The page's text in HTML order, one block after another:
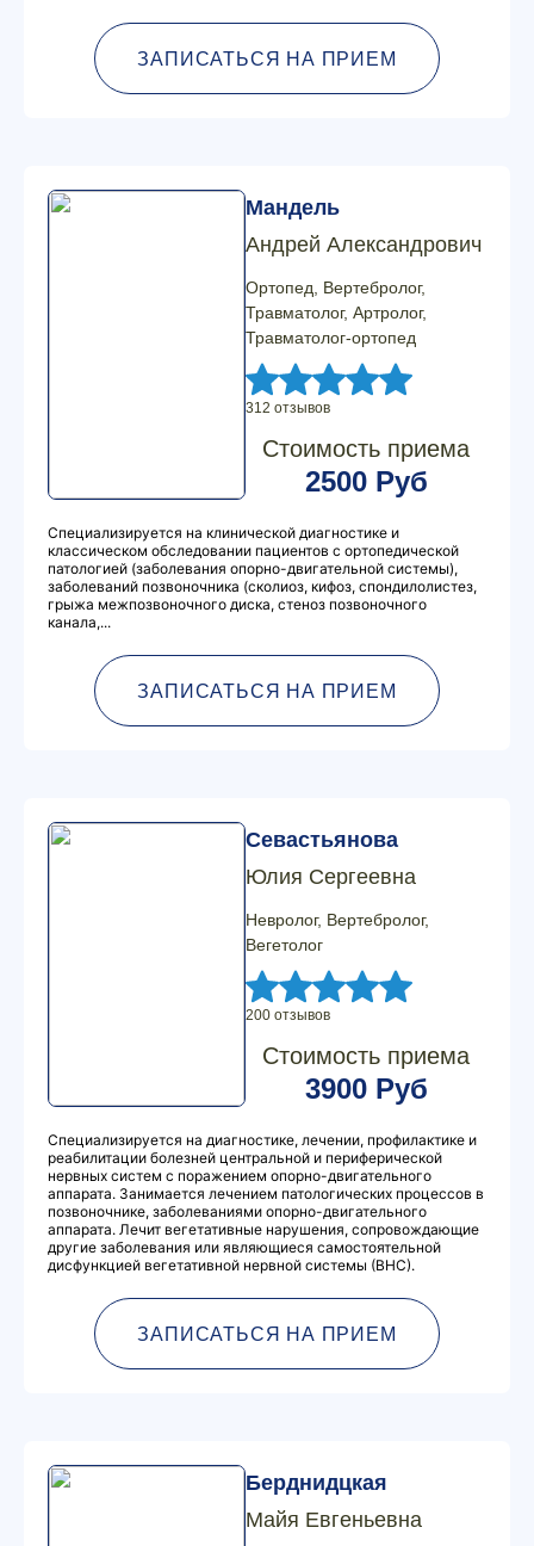
ЗАПИСАТЬСЯ НА ПРИЕМ
Мандель
Андрей Александрович
Ортопед, Вертебролог,
Травматолог, Артролог,
Травматолог-ортопед
312 отзывов
Стоимость приема
2500 Руб
Специализируется на клинической диагностике и
классическом обследовании пациентов с ортопедической
патологией (заболевания опорно-двигательной системы),
заболеваний позвоночника (сколиоз, кифоз, спондилолистез,
грыжа межпозвоночного диска, стеноз позвоночного
канала,...
ЗАПИСАТЬСЯ НА ПРИЕМ
Севастьянова
Юлия Сергеевна
Невролог, Вертебролог,
Вегетолог
200 отзывов
Стоимость приема
3900 Руб
Специализируется на диагностике, лечении, профилактике и
реабилитации болезней центральной и периферической
нервных систем с поражением опорно-двигательного
аппарата. Занимается лечением патологических процессов в
позвоночнике, заболеваниями опорно-двигательного
аппарата. Лечит вегетативные нарушения, сопровождающие
другие заболевания или являющиеся самостоятельной
дисфункцией вегетативной нервной системы (ВНС).
ЗАПИСАТЬСЯ НА ПРИЕМ
Берднидцкая
Майя Евгеньевна